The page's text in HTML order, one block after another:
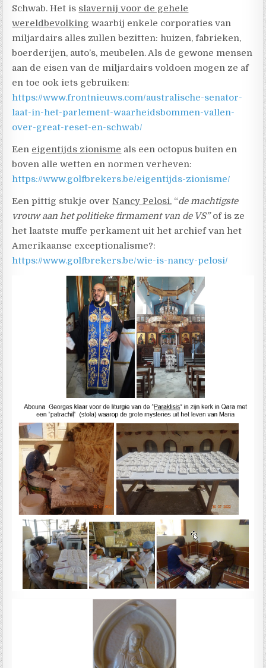
Schwab. Het is slavernij voor de gehele
wereldbevolking waarbij enkele corporaties van
miljardairs alles zullen bezitten: huizen, fabrieken,
boerderijen, auto’s, meubelen. Als de gewone mensen
aan de eisen van de miljardairs voldoen mogen ze af
en toe ook iets gebruiken:
https://www.frontnieuws.com/australische-senator-
laat-in-het-parlement-waarheidsbommen-vallen-
over-great-reset-en-schwab/
Een eigentijds zionisme als een octopus buiten en
boven alle wetten en normen verheven:
https://www.golfbrekers.be/eigentijds-zionisme/
Een pittig stukje overNancy Pelosi, “de machtigste
vrouw aan het politieke firmament van de VS”of is ze
het laatste muffe perkament uit het archief van het
Amerikaanse exceptionalisme?:
https://www.golfbrekers.be/wie-is-nancy-pelosi/